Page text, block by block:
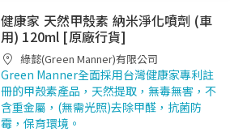
健康家 天然甲殼素 納米淨化噴劑 (車
用) 120ml [原廠行貨]
綠懿(Green Manner)有限公司
Green Manner全面採用台灣健康家專利註
冊的甲殼素產品，天然提取，無毒無害，不
含重金屬，(無需光照)去除甲醛，抗菌防
霉，保育環境。